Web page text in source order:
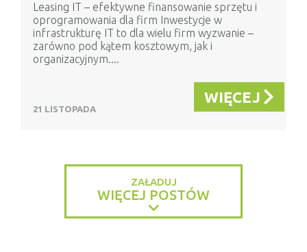
Leasing IT – efektywne finansowanie sprzętu i
oprogramowania dla firm Inwestycje w
infrastrukturę IT to dla wielu firm wyzwanie –
zarówno pod kątem kosztowym, jak i
organizacyjnym....
21 LISTOPADA
WIĘCEJ
ZAŁADUJ
WIĘCEJ POSTÓW